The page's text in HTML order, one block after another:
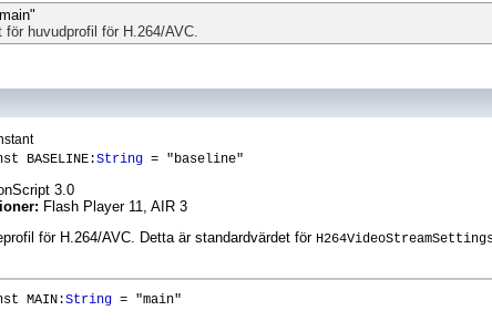
huvudprofil för H.264/AVC.
BASELINE:String = "baseline"
3.0
Flash Player 11, AIR 3
för H.264/AVC. Detta är standardvärdet för
MAIN:String = "main"